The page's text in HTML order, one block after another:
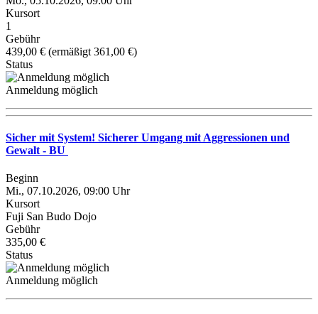
Kursort
1
Gebühr
439,00 € (ermäßigt 361,00 €)
Status
Anmeldung möglich
Sicher mit System! Sicherer Umgang mit Aggressionen und
Gewalt - BU
Beginn
Mi., 07.10.2026, 09:00 Uhr
Kursort
Fuji San Budo Dojo
Gebühr
335,00 €
Status
Anmeldung möglich